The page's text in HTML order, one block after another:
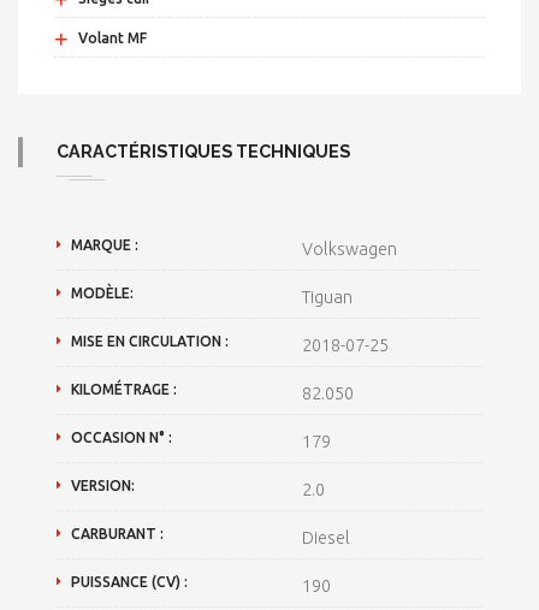
+ Volant MF
CARACTÉRISTIQUES TECHNIQUES
MARQUE : Volkswagen
MODÈLE: Tiguan
MISE EN CIRCULATION : 2018-07-25
KILOMÉTRAGE : 82.050
OCCASION N° : 179
VERSION: 2.0
CARBURANT : Diesel
PUISSANCE (CV) : 190